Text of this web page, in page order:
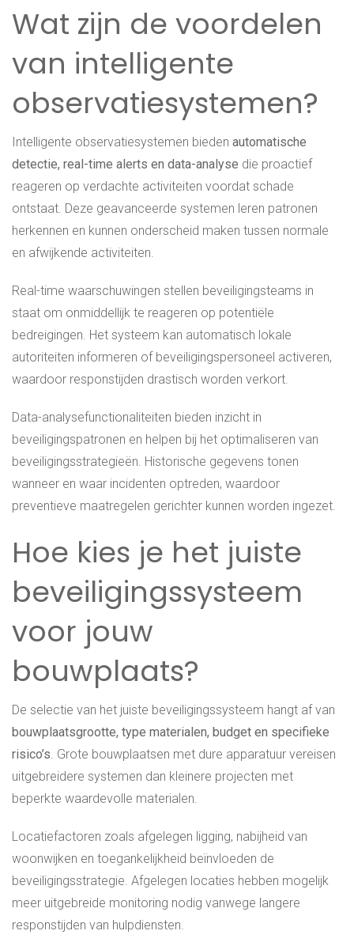
Wat zijn de voordelen
van intelligente
observatiesystemen?
Intelligente observatiesystemen bieden automatische
detectie, real-time alerts en data-analyse die proactief
reageren op verdachte activiteiten voordat schade
ontstaat. Deze geavanceerde systemen leren patronen
herkennen en kunnen onderscheid maken tussen normale
en afwijkende activiteiten.
Real-time waarschuwingen stellen beveiligingsteams in
staat om onmiddellijk te reageren op potentiële
bedreigingen. Het systeem kan automatisch lokale
autoriteiten informeren of beveiligingspersoneel activeren,
waardoor responstijden drastisch worden verkort.
Data-analysefunctionaliteiten bieden inzicht in
beveiligingspatronen en helpen bij het optimaliseren van
beveiligingsstrategieën. Historische gegevens tonen
wanneer en waar incidenten optreden, waardoor
preventieve maatregelen gerichter kunnen worden ingezet.
Hoe kies je het juiste
beveiligingssysteem
voor jouw
bouwplaats?
De selectie van het juiste beveiligingssysteem hangt af van
bouwplaatsgrootte, type materialen, budget en specifieke
risico’s. Grote bouwplaatsen met dure apparatuur vereisen
uitgebreidere systemen dan kleinere projecten met
beperkte waardevolle materialen.
Locatiefactoren zoals afgelegen ligging, nabijheid van
woonwijken en toegankelijkheid beïnvloeden de
beveiligingsstrategie. Afgelegen locaties hebben mogelijk
meer uitgebreide monitoring nodig vanwege langere
responstijden van hulpdiensten.